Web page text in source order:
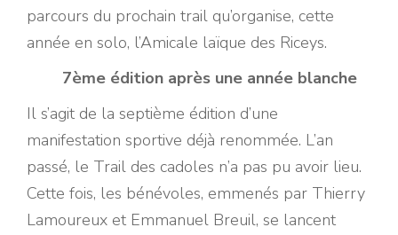
parcours du prochain trail qu’organise, cette
année en solo, l’Amicale laïque des Riceys.
7ème édition après une année blanche
Il s’agit de la septième édition d’une
manifestation sportive déjà renommée. L’an
passé, le Trail des cadoles n’a pas pu avoir lieu.
Cette fois, les bénévoles, emmenés par Thierry
Lamoureux et Emmanuel Breuil, se lancent